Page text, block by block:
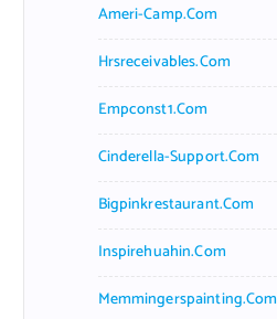
Ameri-Camp.com
Hrsreceivables.com
Empconst1.com
Cinderella-Support.com
Bigpinkrestaurant.com
Inspirehuahin.com
Memmingerspainting.com